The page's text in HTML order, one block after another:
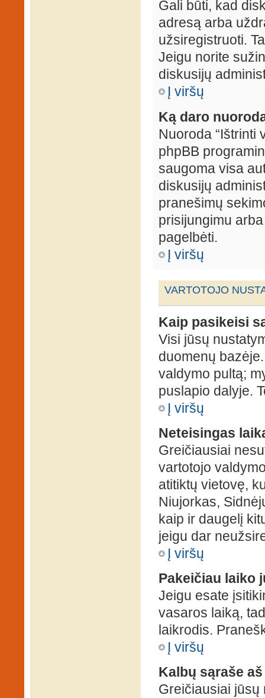
Gali būti, kad
adresą arba
užsiregistruoti.
Jeigu norite
diskusijų
Į viršų
Ką daro
Nuoroda “Ištrinti
phpBB
saugoma visa
diskusijų
pranešimų
prisijungimu
pagelbėti.
Į viršų
VARTOTOJO
Kaip pasikeisi
Visi jūsų
duomenų
valdymo pultą;
puslapio dalyje.
Į viršų
Neteisingas
Greičiausiai
vartotojo
atitiktų vietovę,
Niujorkas,
kaip ir daugelį
jeigu dar
Į viršų
Pakeičiau laiko
Jeigu esate
vasaros laiką,
laikrodis.
Į viršų
Kalbų sąraše
Greičiausiai jūsų